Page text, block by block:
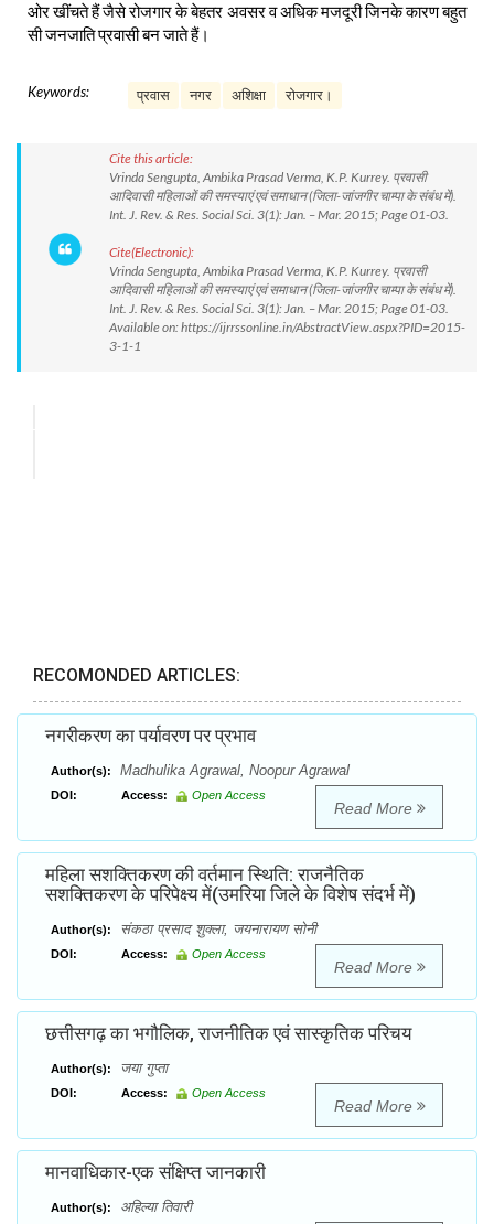
ओर खींचते हैं जैसे रोजगार के बेहतर अवसर व अधिक मजदूरी जिनके कारण बहुत
सी जनजाति प्रवासी बन जाते हैं।
Keywords: प्रवास नगर अशिक्षा रोजगार।
Cite this article:
Vrinda Sengupta, Ambika Prasad Verma, K.P. Kurrey. प्रवासी
आदिवासी महिलाओं की समस्याएं एवं समाधान (जिला-जांजगीर चाम्पा के संबंध में).
Int. J. Rev. & Res. Social Sci. 3(1): Jan. – Mar. 2015; Page 01-03.
Cite(Electronic):
Vrinda Sengupta, Ambika Prasad Verma, K.P. Kurrey. प्रवासी
आदिवासी महिलाओं की समस्याएं एवं समाधान (जिला-जांजगीर चाम्पा के संबंध में).
Int. J. Rev. & Res. Social Sci. 3(1): Jan. – Mar. 2015; Page 01-03.
Available on: https://ijrrssonline.in/AbstractView.aspx?PID=2015-
3-1-1
RECOMONDED ARTICLES:
नगरीकरण का पर्यावरण पर प्रभाव
Author(s): Madhulika Agrawal, Noopur Agrawal
DOI: Access: Open Access
Read More
महिला सशक्तिकरण की वर्तमान स्थिति: राजनैतिक
सशक्तिकरण के परिपेक्ष्य में(उमरिया जिले के विशेष संदर्भ में)
Author(s): संकठा प्रसाद शुक्ला, जयनारायण सोनी
DOI: Access: Open Access
Read More
छत्तीसगढ़ का भगौलिक, राजनीतिक एवं सास्कृतिक परिचय
Author(s): जया गुप्ता
DOI: Access: Open Access
Read More
मानवाधिकार-एक संक्षिप्त जानकारी
Author(s): अहिल्या तिवारी